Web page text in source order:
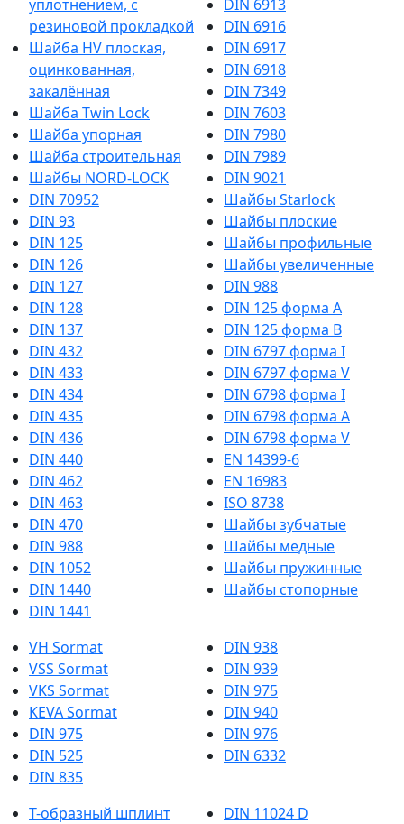
уплотнением, с
резиновой прокладкой
Шайба HV плоская,
оцинкованная,
закалённая
Шайба Twin Lock
Шайба упорная
Шайба строительная
Шайбы NORD-LOCK
DIN 70952
DIN 93
DIN 125
DIN 126
DIN 127
DIN 128
DIN 137
DIN 432
DIN 433
DIN 434
DIN 435
DIN 436
DIN 440
DIN 462
DIN 463
DIN 470
DIN 988
DIN 1052
DIN 1440
DIN 1441
DIN 6913
DIN 6916
DIN 6917
DIN 6918
DIN 7349
DIN 7603
DIN 7980
DIN 7989
DIN 9021
Шайбы Starlock
Шайбы плоские
Шайбы профильные
Шайбы увеличенные
DIN 988
DIN 125 форма A
DIN 125 форма B
DIN 6797 форма I
DIN 6797 форма V
DIN 6798 форма I
DIN 6798 форма А
DIN 6798 форма V
EN 14399-6
EN 16983
ISO 8738
Шайбы зубчатые
Шайбы медные
Шайбы пружинные
Шайбы стопорные
VH Sormat
VSS Sormat
VKS Sormat
KEVA Sormat
DIN 975
DIN 525
DIN 835
DIN 938
DIN 939
DIN 975
DIN 940
DIN 976
DIN 6332
Т-образный шплинт
DIN 11024 D